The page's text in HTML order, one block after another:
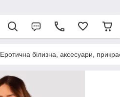
Еротична білизна, аксесуари,